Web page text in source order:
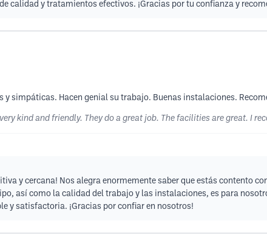
calidad y tratamientos efectivos. ¡Gracias por tu confianza y
simpáticas. Hacen genial su trabajo. Buenas instalaciones.
kind and friendly. They do a great job. The facilities are great. I
y cercana! Nos alegra enormemente saber que estás contento
así como la calidad del trabajo y las instalaciones, es para
y satisfactoria. ¡Gracias por confiar en nosotros!